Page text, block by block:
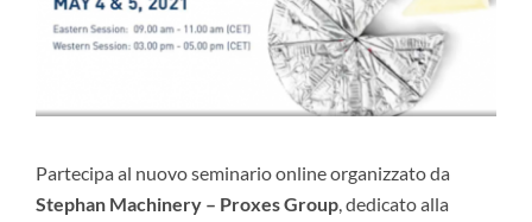
Partecipa al nuovo seminario online organizzato da
Stephan Machinery – Proxes Group, dedicato alla